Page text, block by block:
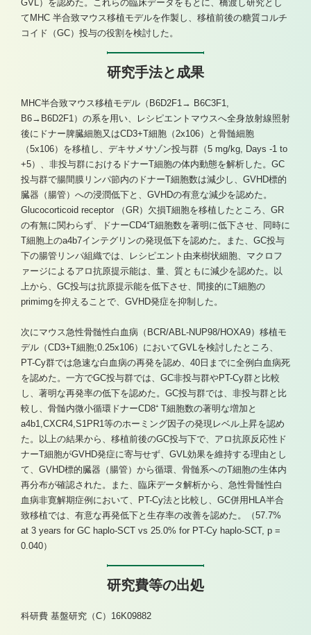
GVL）を認めた。これらの臨床データをもとに、橋渡し研究とし
てMHC 半合致マウス移植モデルを作製し、移植前後の糖質コルチ
コイド（GC）投与の役割を検討した。
研究手法と成果
MHC半合致マウス移植モデル（B6D2F1→ B6C3F1,
B6→B6D2F1）の系を用い、レシピエントマウスへ全身放射線照射
後にドナー脾臓細胞又はCD3+T細胞（2x106）と骨髄細胞
（5x106）を移植し、デキサメサゾン投与群（5 mg/kg, Days -1 to
+5）、非投与群におけるドナーT細胞の体内動態を解析した。GC
投与群で腸間膜リンパ節内のドナーT細胞数は減少し、GVHD標的
臓器（腸管）への浸潤低下と、GVHDの有意な減少を認めた。
Glucocorticoid receptor （GR）欠損T細胞を移植したところ、GR
の有無に関わらず、ドナーCD4⁺T細胞数を著明に低下させ、同時に
T細胞上のa4b7インテグリンの発現低下を認めた。また、GC投与
下の腸管リンパ組織では、レシピエント由来樹状細胞、マクロフ
ァージによるアロ抗原提示能は、量、質ともに減少を認めた。以
上から、GC投与は抗原提示能を低下させ、間接的にT細胞の
primimgを抑えることで、GVHD発症を抑制した。
次にマウス急性骨髄性白血病（BCR/ABL-NUP98/HOXA9）移植モ
デル（CD3+T細胞;0.25x106）においてGVLを検討したところ、
PT-Cy群では急速な白血病の再発を認め、40日までに全例白血病死
を認めた。一方でGC投与群では、GC非投与群やPT-Cy群と比較
し、著明な再発率の低下を認めた。GC投与群では、非投与群と比
較し、骨髄内微小循環ドナーCD8⁺ T細胞数の著明な増加と
a4b1,CXCR4,S1PR1等のホーミング因子の発現レベル上昇を認め
た。以上の結果から、移植前後のGC投与下で、アロ抗原反応性ド
ナーT細胞がGVHD発症に寄与せず、GVL効果を維持する理由とし
て、GVHD標的臓器（腸管）から循環、骨髄系へのT細胞の生体内
再分布が確認された。また、臨床データ解析から、急性骨髄性白
血病非寛解期症例において、PT-Cy法と比較し、GC併用HLA半合
致移植では、有意な再発低下と生存率の改善を認めた。（57.7%
at 3 years for GC haplo-SCT vs 25.0% for PT-Cy haplo-SCT, p =
0.040）
研究費等の出処
科研費 基盤研究（C）16K09882